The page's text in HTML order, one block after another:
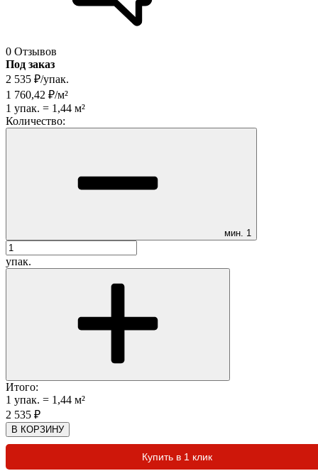
0 Отзывов
Под заказ
2 535 ₽/упак.
1 760,42 ₽/м²
1 упак. = 1,44 м²
Количество:
мин. 1
упак.
Итого:
1 упак. = 1,44 м²
2 535 ₽
В КОРЗИНУ
Купить в 1 клик